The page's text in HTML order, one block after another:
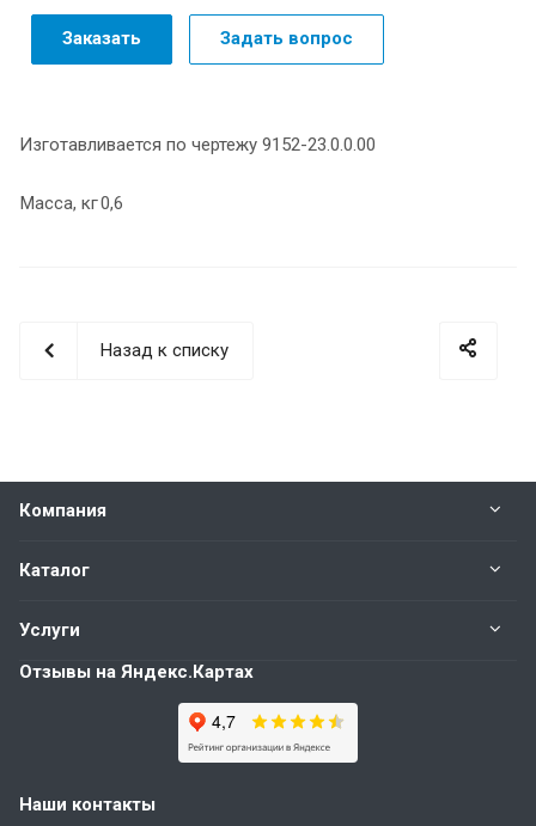
Заказать Задать вопрос
Изготавливается по чертежу 9152-23.0.0.00
Масса, кг0,6
Назад к списку
Компания
Каталог
Услуги
Отзывы на Яндекс.Картах
Наши контакты